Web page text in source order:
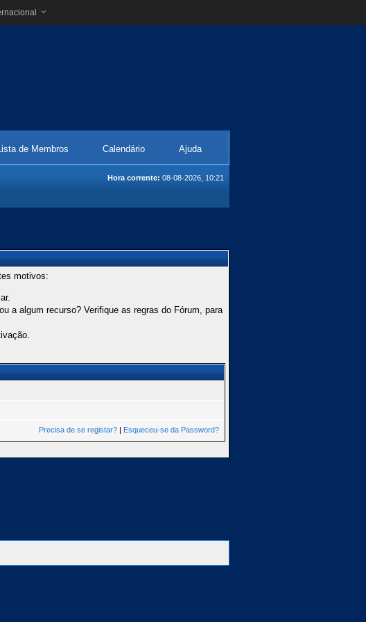
de Membros Calendário Ajuda
Hora corrente: 08-08-2026, 10:21
motivos:
a algum recurso? Verifique as regras do Fórum, para
Precisa de se registar? | Esqueceu-se da Password?